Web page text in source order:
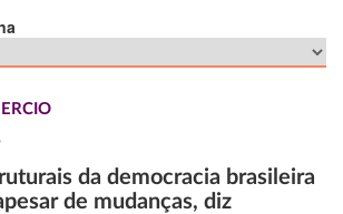
da democracia brasileira
de mudanças, diz